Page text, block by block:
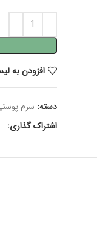
افزودن به
دسته: سرم
اشتراک گذاری: